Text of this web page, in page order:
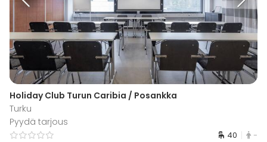
Holiday Club Turun Caribia / Posankka
Turku
Pyydä tarjous
40 -